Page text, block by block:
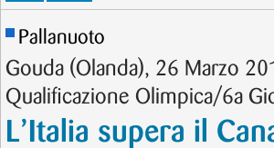
Pallanuoto
Gouda (Olanda), 26 Marzo
Qualificazione Olimpica/6a
L’Italia supera il